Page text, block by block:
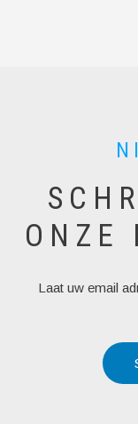
ONZE
Laat uw email